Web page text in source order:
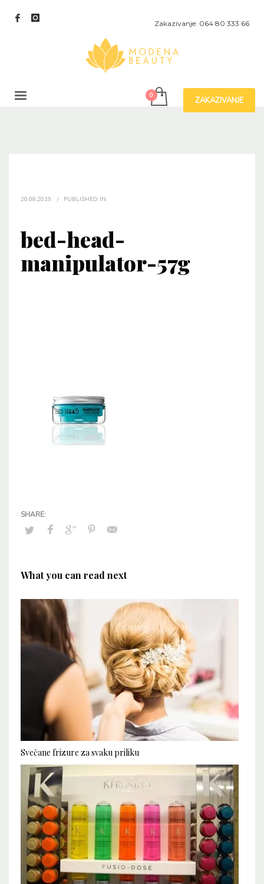
Zakazivanje: 064 80 333 66
ZAKAZIVANJE
20.08.2019. / PUBLISHED IN
bed-head-
manipulator-57g
What you can read next
Svečane frizure za svaku priliku